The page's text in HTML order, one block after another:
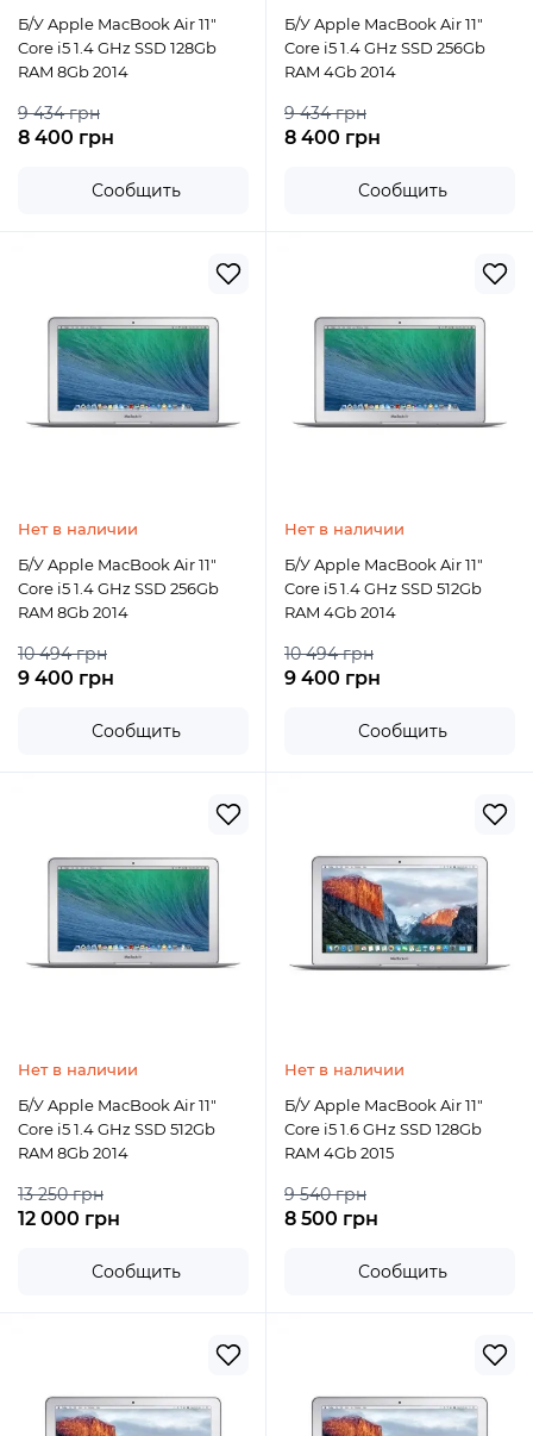
Б/У Apple MacBook Air 11"
Core i5 1.4 GHz SSD 128Gb
RAM 8Gb 2014
9 434 грн
8 400 грн
Сообщить
Б/У Apple MacBook Air 11"
Core i5 1.4 GHz SSD 256Gb
RAM 4Gb 2014
9 434 грн
8 400 грн
Сообщить
Нет в наличии
Б/У Apple MacBook Air 11"
Core i5 1.4 GHz SSD 256Gb
RAM 8Gb 2014
10 494 грн
9 400 грн
Сообщить
Нет в наличии
Б/У Apple MacBook Air 11"
Core i5 1.4 GHz SSD 512Gb
RAM 4Gb 2014
10 494 грн
9 400 грн
Сообщить
Нет в наличии
Б/У Apple MacBook Air 11"
Core i5 1.4 GHz SSD 512Gb
RAM 8Gb 2014
13 250 грн
12 000 грн
Сообщить
Нет в наличии
Б/У Apple MacBook Air 11"
Core i5 1.6 GHz SSD 128Gb
RAM 4Gb 2015
9 540 грн
8 500 грн
Сообщить